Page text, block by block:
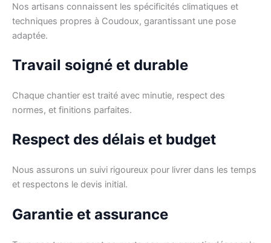
Nos artisans connaissent les spécificités climatiques et
techniques propres à Coudoux, garantissant une pose
adaptée.
Travail soigné et durable
Chaque chantier est traité avec minutie, respect des
normes, et finitions parfaites.
Respect des délais et budget
Nous assurons un suivi rigoureux pour livrer dans les temps
et respectons le devis initial.
Garantie et assurance